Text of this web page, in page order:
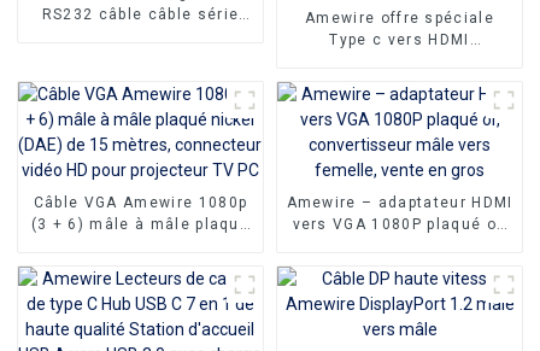
RS232 câble câble série
Communication de
données
Amewire offre spéciale
Type c vers HDMI
femelle câble
convertisseur HD 4k USB
3.1 USB-C câble vidéo
adaptateur convertisseur
Câble VGA Amewire 1080p
(3 + 6) mâle à mâle plaqué
connecteur vidéo HD pour
projecteur TV PC
Amewire – adaptateur HDMI
vers VGA 1080P plaqué or,
femelle, vente en gros